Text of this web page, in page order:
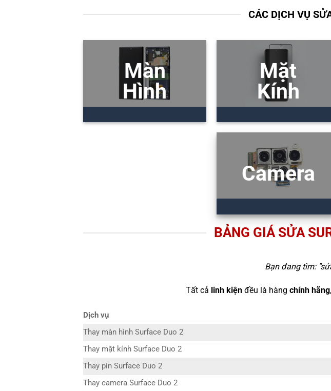
CÁC DỊCH VỤ
Màn
Hình
Mặt
Kính
Camera
BẢNG GIÁ SỬA
Bạn đang tìm: "
Tất cả linh kiệnđều là hàng chính hãng
Dịch vụ
Thay màn hình Surface Duo 2
Thay mặt kính Surface Duo 2
Thay pin Surface Duo 2
Thay camera Surface Duo 2